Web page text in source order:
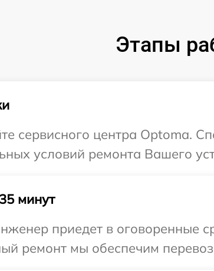
Этапы
сервисного центра Optoma.
условий ремонта Вашего
минут
приедет в оговоренные
ремонт мы обеспечим